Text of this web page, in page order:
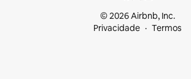
© 2026 Airbnb, Inc.
Privacidade
Termos